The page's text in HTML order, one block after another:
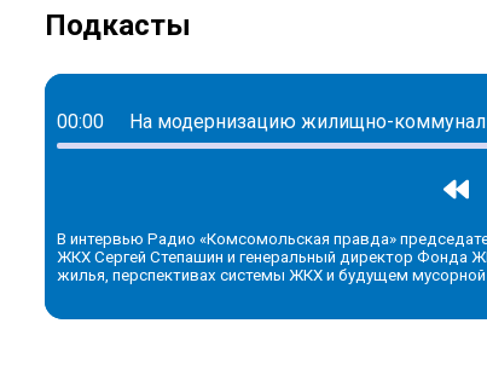
Подкасты
00:00 На модернизацию жилищно-
В интервью Радио «Комсомольская правда»
ЖКХ Сергей Степашин и генеральный директор Фонда
жилья, перспективах системы ЖКХ и будущем